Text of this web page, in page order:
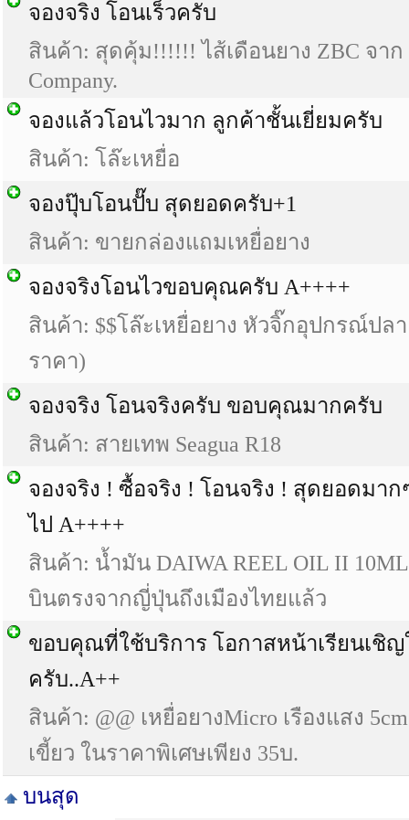
จองจริง โอนเร็วครับ
สินค้า: สุดคุ้ม!!!!!! ไส้เดือนยาง ZBC จาก
Company.
จองแล้วโอนไวมาก ลูกค้าชั้นเยี่ยมครับ
สินค้า: โล๊ะเหยื่อ
จองปุ๊บโอนปั๊บ สุดยอดครับ+1
สินค้า: ขายกล่องแถมเหยื่อยาง
จองจริงโอนไวขอบคุณครับ A++++
สินค้า: $$โล๊ะเหยื่อยาง หัวจิ๊กอุปกรณ์ปล
ราคา)
จองจริง โอนจริงครับ ขอบคุณมากครับ
สินค้า: สายเทพ Seagua R18
จองจริง ! ซื้อจริง ! โอนจริง ! สุดยอดมาก
ไป A++++
สินค้า: น้ำมัน DAIWA REEL OIL II 10ML
บินตรงจากญี่ปุ่นถึงเมืองไทยแล้ว
ขอบคุณที่ใช้บริการ โอกาสหน้าเรียนเชิ
ครับ..A++
สินค้า: @@ เหยื่อยางMicro เรืองแสง
เขี้ยว ในราคาพิเศษเพียง 35บ.
บนสุด